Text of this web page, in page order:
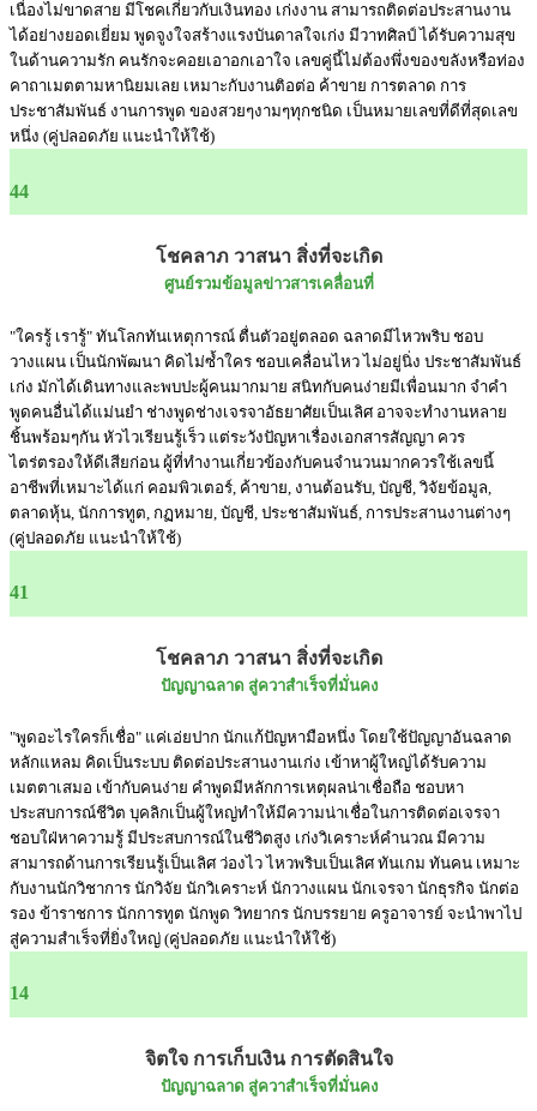
เนื่องไม่ขาดสาย มีโชคเกี่ยวกับเงินทอง เก่งงาน สามารถติดต่อประสานงาน
ได้อย่างยอดเยี่ยม พูดจูงใจสร้างแรงบันดาลใจเก่ง มีวาทศิลป์ ได้รับความสุข
ในด้านความรัก คนรักจะคอยเอาอกเอาใจ เลขคู่นี้ไม่ต้องพึ่งของขลังหรือท่อง
คาถาเมตตามหานิยมเลย เหมาะกับงานติอต่อ ค้าขาย การตลาด การ
ประชาสัมพันธ์ งานการพูด ของสวยๆงามๆทุกชนิด เป็นหมายเลขที่ดีที่สุดเลข
หนึ่ง (คู่ปลอดภัย แนะนำให้ใช้)
44
โชคลาภ วาสนา สิ่งที่จะเกิด
ศูนย์รวมข้อมูลข่าวสารเคลื่อนที่
"ใครรู้ เรารู้" ทันโลกทันเหตุการณ์ ตื่นตัวอยู่ตลอด ฉลาดมีไหวพริบ ชอบ
วางแผน เป็นนักพัฒนา คิดไม่ซ้ำใคร ชอบเคลื่อนไหว ไม่อยู่นิ่ง ประชาสัมพันธ์
เก่ง มักได้เดินทางและพบปะผู้คนมากมาย สนิทกับคนง่ายมีเพื่อนมาก จำคำ
พูดคนอื่นได้แม่นยำ ช่างพูดช่างเจรจาอัธยาศัยเป็นเลิศ อาจจะทำงานหลาย
ชิ้นพร้อมๆกัน หัวไวเรียนรู้เร็ว แต่ระวังปัญหาเรื่องเอกสารสัญญา ควร
ไตร่ตรองให้ดีเสียก่อน ผู้ที่ทำงานเกี่ยวข้องกับคนจำนวนมากควรใช้เลขนี้
อาชีพที่เหมาะได้แก่ คอมพิวเตอร์, ค้าขาย, งานต้อนรับ, บัญชี, วิจัยข้อมูล,
ตลาดหุ้น, นักการทูต, กฏหมาย, บัญชี, ประชาสัมพันธ์, การประสานงานต่างๆ
(คู่ปลอดภัย แนะนำให้ใช้)
41
โชคลาภ วาสนา สิ่งที่จะเกิด
ปัญญาฉลาด สู่ควาสำเร็จที่มั่นคง
"พูดอะไรใครก็เชื่อ" แค่เอ่ยปาก นักแก้ปัญหามือหนึ่ง โดยใช้ปัญญาอันฉลาด
หลักแหลม คิดเป็นระบบ ติดต่อประสานงานเก่ง เข้าหาผู้ใหญ่ได้รับความ
เมตตาเสมอ เข้ากับคนง่าย คำพูดมีหลักการเหตุผลน่าเชื่อถือ ชอบหา
ประสบการณ์ชีวิต บุคลิกเป็นผู้ใหญ่ทำให้มีความน่าเชื่อในการติดต่อเจรจา
ชอบใฝ่หาความรู้ มีประสบการณ์ในชีวิตสูง เก่งวิเคราะห์คำนวณ มีความ
สามารถด้านการเรียนรู้เป็นเลิศ ว่องไว ไหวพริบเป็นเลิศ ทันเกม ทันคน เหมาะ
กับงานนักวิชาการ นักวิจัย นักวิเคราะห์ นักวางแผน นักเจรจา นักธุรกิจ นักต่อ
รอง ข้าราชการ นักการทูต นักพูด วิทยากร นักบรรยาย ครูอาจารย์ จะนำพาไป
สู่ความสำเร็จที่ยิ่งใหญ่ (คู่ปลอดภัย แนะนำให้ใช้)
14
จิตใจ การเก็บเงิน การตัดสินใจ
ปัญญาฉลาด สู่ควาสำเร็จที่มั่นคง